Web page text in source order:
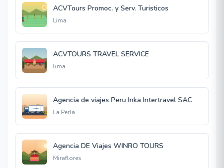
ACVTours Promoc. y Serv. Turisticos
Lima
ACVTOURS TRAVEL SERVICE
lima
Agencia de viajes Peru Inka Intertravel SAC
La Perla
Agencia DE Viajes WINRO TOURS
Miraflores